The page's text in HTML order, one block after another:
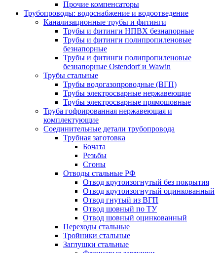
Прочие компенсаторы
Трубопроводы: водоснабжение и водоотведение
Канализационные трубы и фитинги
Трубы и фитинги НПВХ безнапорные
Трубы и фитинги полипропиленовые
безнапорные
Трубы и фитинги полипропиленовые
безнапорные Ostendorf и Wawin
Трубы стальные
Трубы водогазопроводные (ВГП)
Трубы электросварные нержавеющие
Трубы электросварные прямошовные
Труба гофрированная нержавеющая и
комплектующие
Соединительные детали трубопровода
Трубная заготовка
Бочата
Резьбы
Сгоны
Отводы стальные РФ
Отвод крутоизогнутый без покрытия
Отвод крутоизогнутый оцинкованный
Отвод гнутый из ВГП
Отвод шовный по ТУ
Отвод шовный оцинкованный
Переходы стальные
Тройники стальные
Заглушки стальные